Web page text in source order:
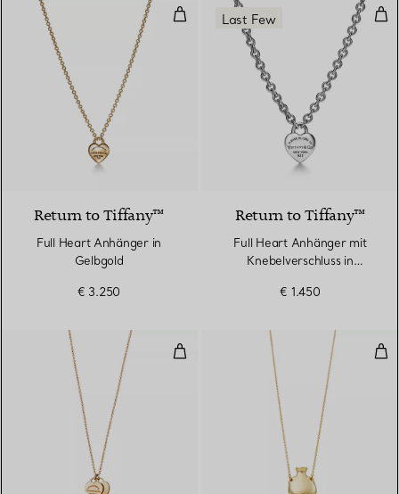
Full Heart Anhänger in Gelbgold
2 Materialien
Return to Tiffany™
Full Heart Anhänger in
Gelbgold
€ 3.250
Last Few
Return to Tiffany™
Full Heart Anhänger mit
Knebelverschluss in
€ 1.450
Doppelherz-Anhänger in